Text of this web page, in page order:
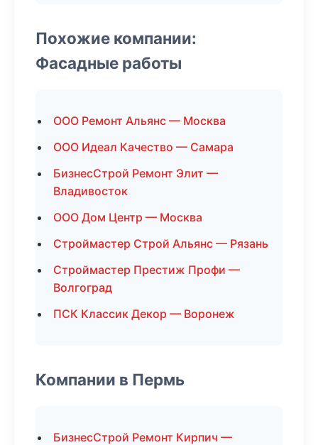
Похожие компании:
Фасадные работы
ООО Ремонт Альянс — Москва
ООО Идеал Качество — Самара
БизнесСтрой Ремонт Элит —
Владивосток
ООО Дом Центр — Москва
Строймастер Строй Альянс — Рязань
Строймастер Престиж Профи —
Волгоград
ПСК Классик Декор — Воронеж
Компании в Пермь
БизнесСтрой Ремонт Кирпич —